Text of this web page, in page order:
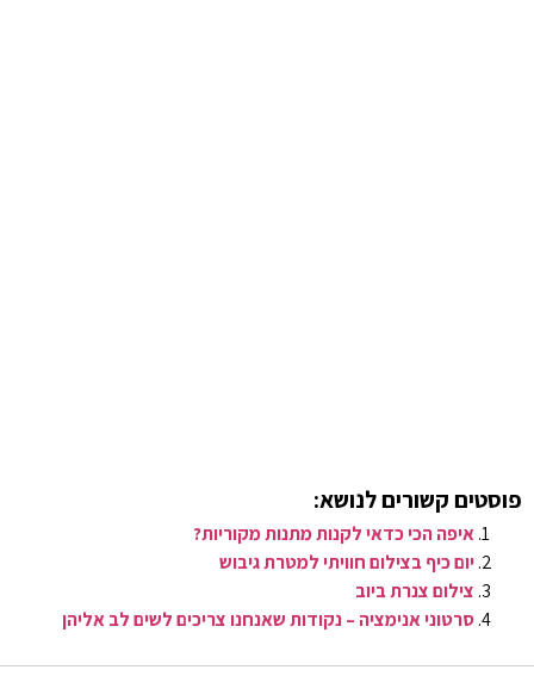
פוסטים קשורים לנושא:
איפה הכי כדאי לקנות מתנות מקוריות?
יום כיף בצילום חוויתי למטרת גיבוש
צילום צנרת ביוב
סרטוני אנימציה – נקודות שאנחנו צריכים לשים לב אליהן